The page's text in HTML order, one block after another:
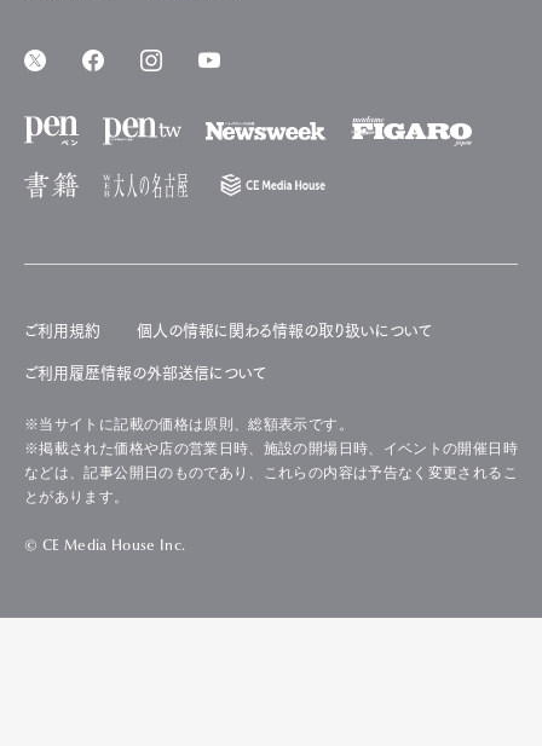
ご利用規約 個人の情報に関わる情報の取り扱いについて
ご利用履歴情報の外部送信について
※当サイトに記載の価格は原則、総額表示です。
※掲載された価格や店の営業日時、施設の開場日時、イベントの開催日時
などは、記事公開日のものであり、これらの内容は予告なく変更されるこ
とがあります。
© CE Media House Inc.